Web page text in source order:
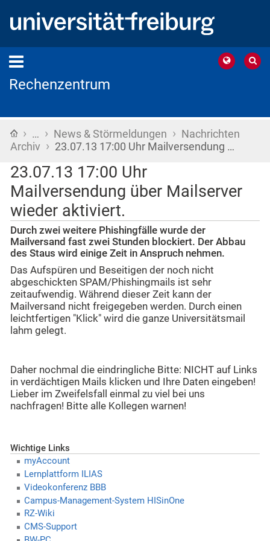
Rechenzentrum
Startseite
› … › News & Störmeldungen › Nachrichten
Archiv › 23.07.13 17:00 Uhr Mailversendung …
23.07.13 17:00 Uhr
Mailversendung über Mailserver
wieder aktiviert.
Durch zwei weitere Phishingfälle wurde der
Mailversand fast zwei Stunden blockiert. Der Abbau
des Staus wird einige Zeit in Anspruch nehmen.
Das Aufspüren und Beseitigen der noch nicht
abgeschickten SPAM/Phishingmails ist sehr
zeitaufwendig. Während dieser Zeit kann der
Mailversand nicht freigegeben werden. Durch einen
leichtfertigen "Klick" wird die ganze Universitätsmail
lahm gelegt.
Daher nochmal die eindringliche Bitte: NICHT auf Links
in verdächtigen Mails klicken und Ihre Daten eingeben!
Lieber im Zweifelsfall einmal zu viel bei uns
nachfragen! Bitte alle Kollegen warnen!
Wichtige Links
myAccount
Lernplattform ILIAS
Videokonferenz BBB
Campus-Management-System HISinOne
RZ-Wiki
CMS-Support